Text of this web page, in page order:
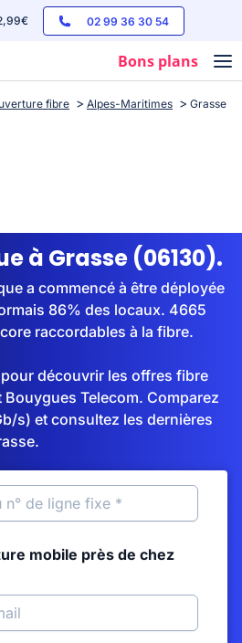
02 99 36 30 54
Bons plans
fibre Alpes-Maritimes Grasse
à Grasse (06130).
a commencé à être déployée
86% des locaux. 4665
raccordables à la fibre.
découvrir les offres fibre
Bouygues Telecom. Comparez
s) et consultez les dernières
mobile près de chez